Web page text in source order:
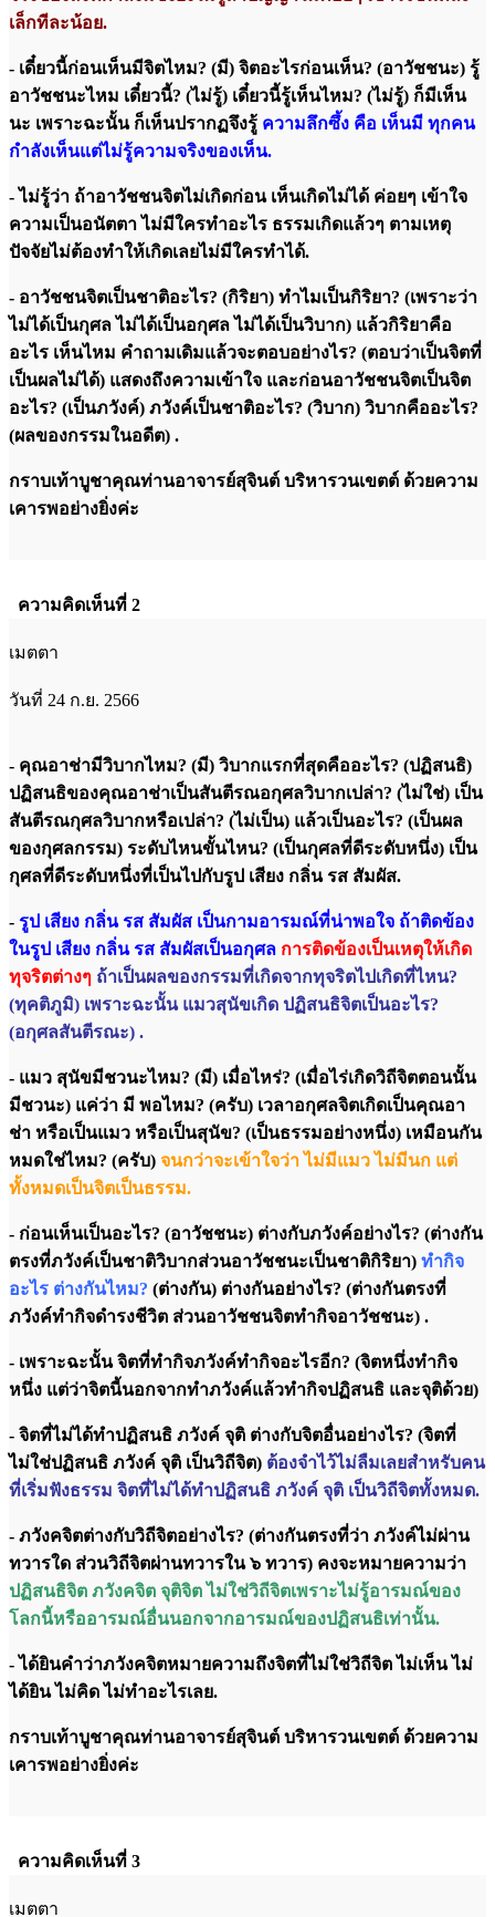
เล็กทีละน้อย.
- เดี๋ยวนี้ก่อนเห็นมีจิตไหม? (มี) จิตอะไรก่อนเห็น? (อาวัชชนะ) รู้
อาวัชชนะไหม เดี๋ยวนี้? (ไม่รู้) เดี๋ยวนี้รู้เห็นไหม? (ไม่รู้) ก็มีเห็น
นะ เพราะฉะนั้น ก็เห็นปรากฏจึงรู้ ความลึกซึ้ง คือ เห็นมี ทุกคน
กำลังเห็นแต่ไม่รู้ความจริงของเห็น.
- ไม่รู้ว่า ถ้าอาวัชชนจิตไม่เกิดก่อน เห็นเกิดไม่ได้ ค่อยๆ เข้าใจ
ความเป็นอนัตตา ไม่มีใครทำอะไร ธรรมเกิดแล้วๆ ตามเหตุ
ปัจจัยไม่ต้องทำให้เกิดเลยไม่มีใครทำได้.
- อาวัชชนจิตเป็นชาติอะไร? (กิริยา) ทำไมเป็นกิริยา? (เพราะว่า
ไม่ได้เป็นกุศล ไม่ได้เป็นอกุศล ไม่ได้เป็นวิบาก) แล้วกิริยาคือ
อะไร เห็นไหม คำถามเดิมแล้วจะตอบอย่างไร? (ตอบว่าเป็นจิตที่
เป็นผลไม่ได้) แสดงถึงความเข้าใจ และก่อนอาวัชชนจิตเป็นจิต
อะไร? (เป็นภวังค์) ภวังค์เป็นชาติอะไร? (วิบาก) วิบากคืออะไร?
(ผลของกรรมในอดีต) .
กราบเท้าบูชาคุณท่านอาจารย์สุจินต์ บริหารวนเขตต์ ด้วยความ
เคารพอย่างยิ่งค่ะ
ความคิดเห็นที่ 2
เมตตา
วันที่ 24 ก.ย. 2566
- คุณอาช่ามีวิบากไหม? (มี) วิบากแรกที่สุดคืออะไร? (ปฏิสนธิ)
ปฏิสนธิของคุณอาช่าเป็นสันตีรณอกุศลวิบากเปล่า? (ไม่ใช่) เป็น
สันตีรณกุศลวิบากหรือเปล่า? (ไม่เป็น) แล้วเป็นอะไร? (เป็นผล
ของกุศลกรรม) ระดับไหนขั้นไหน? (เป็นกุศลที่ดีระดับหนึ่ง) เป็น
กุศลที่ดีระดับหนึ่งที่เป็นไปกับรูป เสียง กลิ่น รส สัมผัส.
- รูป เสียง กลิ่น รส สัมผัส เป็นกามอารมณ์ที่น่าพอใจ ถ้าติดข้อง
ในรูป เสียง กลิ่น รส สัมผัสเป็นอกุศล การติดข้องเป็นเหตุให้เกิด
ทุจริตต่างๆ ถ้าเป็นผลของกรรมที่เกิดจากทุจริตไปเกิดที่ไหน?
(ทุคติภูมิ) เพราะฉะนั้น แมวสุนัขเกิด ปฏิสนธิจิตเป็นอะไร?
(อกุศลสันตีรณะ) .
- แมว สุนัขมีชวนะไหม? (มี) เมื่อไหร่? (เมื่อไร่เกิดวิถีจิตตอนนั้น
มีชวนะ) แค่ว่า มี พอไหม? (ครับ) เวลาอกุศลจิตเกิดเป็นคุณอา
ช่า หรือเป็นแมว หรือเป็นสุนัข? (เป็นธรรมอย่างหนึ่ง) เหมือนกัน
หมดใช่ไหม? (ครับ) จนกว่าจะเข้าใจว่า ไม่มีแมว ไม่มีนก แต่
ทั้งหมดเป็นจิตเป็นธรรม.
- ก่อนเห็นเป็นอะไร? (อาวัชชนะ) ต่างกับภวังค์อย่างไร? (ต่างกัน
ตรงที่ภวังค์เป็นชาติวิบากส่วนอาวัชชนะเป็นชาติกิริยา) ทำกิจ
อะไร ต่างกันไหม? (ต่างกัน) ต่างกันอย่างไร? (ต่างกันตรงที่
ภวังค์ทำกิจดำรงชีวิต ส่วนอาวัชชนจิตทำกิจอาวัชชนะ) .
- เพราะฉะนั้น จิตที่ทำกิจภวังค์ทำกิจอะไรอีก? (จิตหนึ่งทำกิจ
หนึ่ง แต่ว่าจิตนี้นอกจากทำภวังค์แล้วทำกิจปฏิสนธิ และจุติด้วย)
- จิตที่ไม่ได้ทำปฏิสนธิ ภวังค์ จุติ ต่างกับจิตอื่นอย่างไร? (จิตที่
ไม่ใช่ปฏิสนธิ ภวังค์ จุติ เป็นวิถีจิต) ต้องจำไว้ไม่ลืมเลยสำหรับคน
ที่เริ่มฟังธรรม จิตที่ไม่ได้ทำปฏิสนธิ ภวังค์ จุติ เป็นวิถีจิตทั้งหมด.
- ภวังคจิตต่างกับวิถีจิตอย่างไร? (ต่างกันตรงที่ว่า ภวังค์ไม่ผ่าน
ทวารใด ส่วนวิถีจิตผ่านทวารใน ๖ ทวาร) คงจะหมายความว่า
ปฏิสนธิจิต ภวังคจิต จุติจิต ไม่ใช่วิถีจิตเพราะไม่รู้อารมณ์ของ
โลกนี้หรืออารมณ์อื่นนอกจากอารมณ์ของปฏิสนธิเท่านั้น.
- ได้ยินคำว่าภวังคจิตหมายความถึงจิตที่ไม่ใช่วิถีจิต ไม่เห็น ไม่
ได้ยิน ไม่คิด ไม่ทำอะไรเลย.
กราบเท้าบูชาคุณท่านอาจารย์สุจินต์ บริหารวนเขตต์ ด้วยความ
เคารพอย่างยิ่งค่ะ
ความคิดเห็นที่ 3
เมตตา